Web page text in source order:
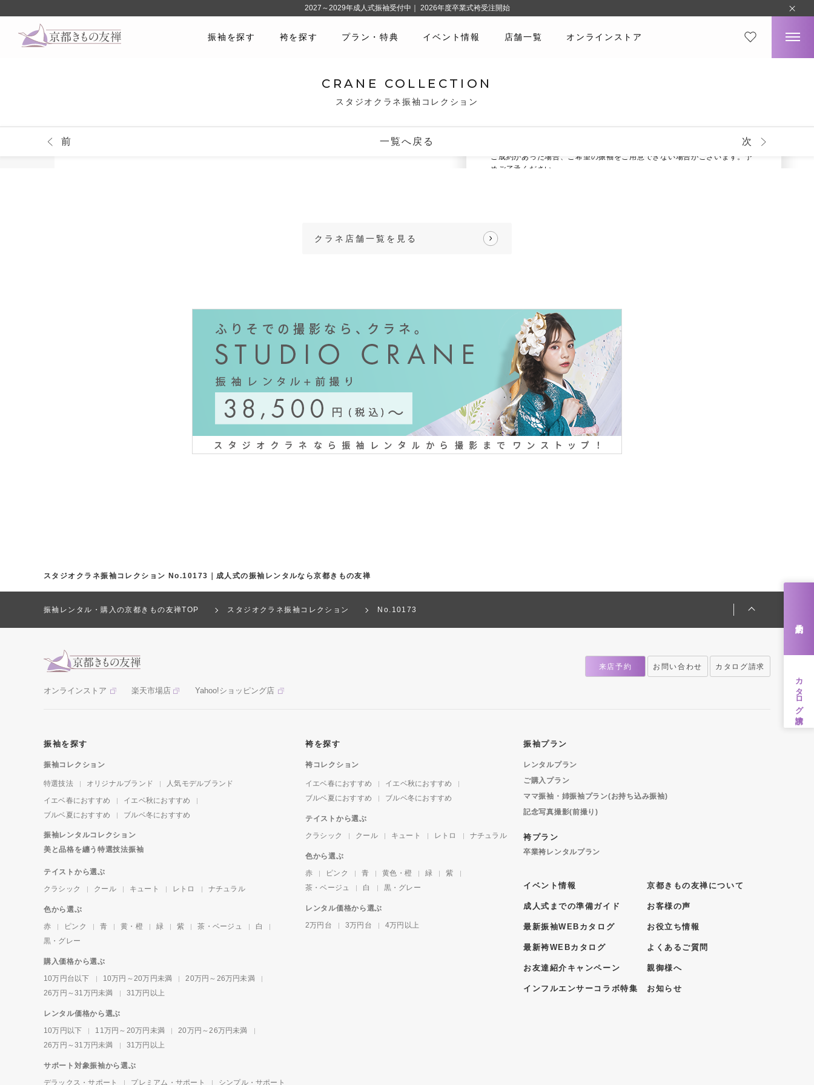
振袖を探す 袴を探す プラン・特典 イベント情報 店舗一覧 オンラインストア
CRANE COLLECTION
スタジオクラネ振袖コレクション
前 一覧へ戻る 次
撮影込みで 38,500 円（税込）～から プランの詳細はこちら
ご成約があった場合、ご希望の振袖をご用意できない場合がございます。予
めご了承ください。
クラネ店舗一覧を見る
スタジオクラネ振袖コレクション No.10173｜成人式の振袖レンタルなら京都きもの友禅
振袖レンタル・購入の京都きもの友禅TOP スタジオクラネ振袖コレクション No.10173
カタログ請求
オンラインストア 楽天市場店 Yahoo!ショッピング店
来店予約 お問い合わせ カタログ請求
振袖を探す
振袖コレクション
特選技法 オリジナルブランド
人気モデルブランド
イエベ春におすすめ
イエベ秋におすすめ
ブルベ夏におすすめ
ブルベ冬におすすめ
振袖レンタルコレクション
美と品格を纏う特選技法振袖
テイストから選ぶ
クラシック
クール キュート レトロ ナチュラル
色から選ぶ
赤
ピンク 青 黄・橙 緑 紫 茶・ベージュ
白
黒・グレー
購入価格から選ぶ
10万円台以下
10万円～20万円未満
20万円～26万円未満
26万円～31万円未満
31万円以上
レンタル価格から選ぶ
10万円以下
11万円～20万円未満
20万円～26万円未満
26万円～31万円未満
31万円以上
サポート対象振袖から選ぶ
デラックス・サポート
プレミアム・サポート シンプル・サポート
袴を探す
袴コレクション
イエベ春におすすめ
イエベ秋におすすめ
ブルベ夏におすすめ
ブルベ冬におすすめ
テイストから選ぶ
クラシック
クール キュート レトロ ナチュラル
色から選ぶ
赤
ピンク 青 黄色・橙 緑
紫
茶・ベージュ
白 黒・グレー
レンタル価格から選ぶ
2万円台
3万円台 4万円以上
振袖プラン
レンタルプラン
ご購入プラン
ママ振袖・姉振袖プラン(お持ち込み振袖)
記念写真撮影(前撮り)
袴プラン
卒業袴レンタルプラン
イベント情報
成人式までの準備ガイド
最新振袖WEBカタログ
最新袴WEBカタログ
お友達紹介キャンペーン
インフルエンサーコラボ特集
京都きもの友禅について
お客様の声
お役立ち情報
よくあるご質問
親御様へ
お知らせ
2027～2029年成人式振袖受付中｜ 2026年度卒業式袴受注開始